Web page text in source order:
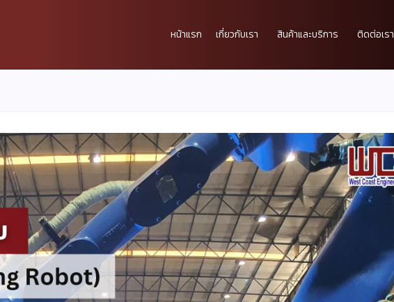
หน้าแรก เกี่ยวกับเรา สินค้าและบริการ ติดต่อเรา